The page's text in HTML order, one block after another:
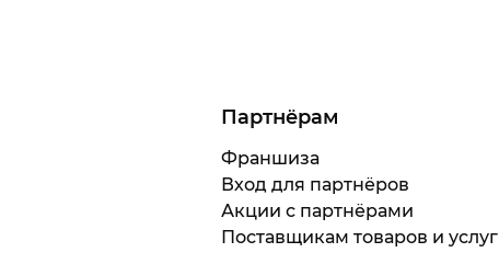
Партнёрам
Франшиза
Вход для партнёров
Акции с партнёрами
Поставщикам товаров и услуг